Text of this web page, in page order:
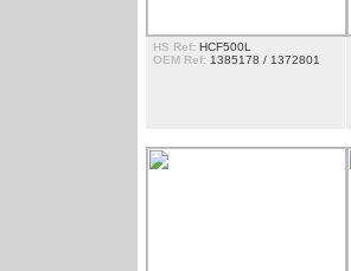
HS Ref: HCF500L
OEM Ref: 1385178 / 1372801